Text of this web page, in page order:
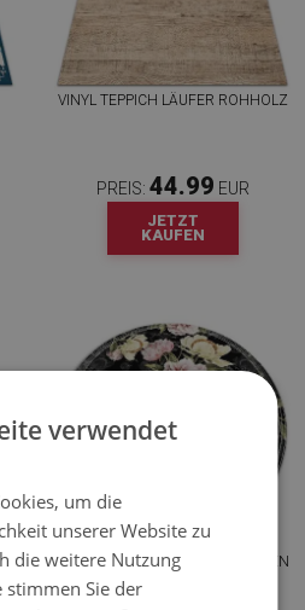
VINYL TEPPICH LÄUFER ROHHOLZ
PREIS: 44.99 EUR
JETZT
KAUFEN
RUNDER TEPPICH AUF PVC ROSEN
verwendet
um die
unserer Website zu
die weitere Nutzung
stimmen Sie der